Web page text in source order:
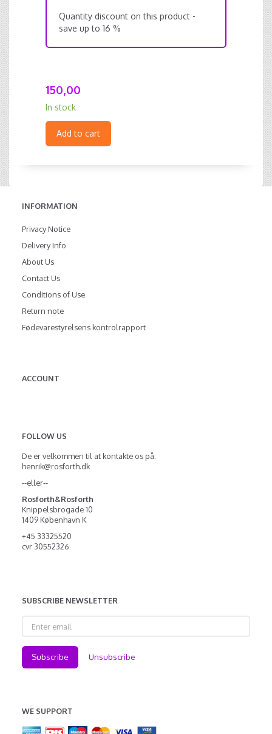
Quantity discount on this product -
save up to 16 %
150,00
In stock
Add to cart
INFORMATION
Privacy Notice
Delivery Info
About Us
Contact Us
Conditions of Use
Return note
Fødevarestyrelsens kontrolrapport
ACCOUNT
FOLLOW US
De er velkommen til at kontakte os på:
henrik@rosforth.dk
--eller--
Rosforth&Rosforth
Knippelsbrogade 10
1409 København K
+45 33325520
cvr 30552326
SUBSCRIBE NEWSLETTER
email
Subscribe Unsubscribe
WE SUPPORT